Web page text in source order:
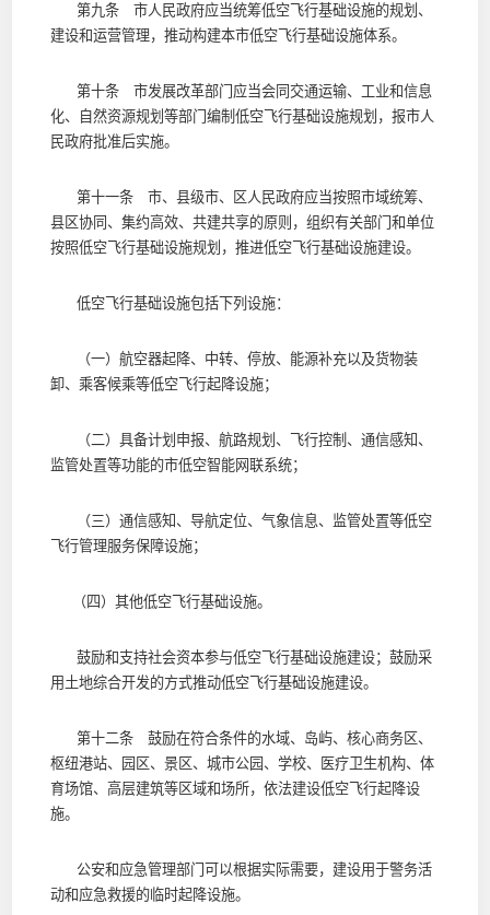
第九条 市人民政府应当统筹低空飞行基础设施的规划、
建设和运营管理，推动构建本市低空飞行基础设施体系。
第十条 市发展改革部门应当会同交通运输、工业和信息
化、自然资源规划等部门编制低空飞行基础设施规划，报市人
民政府批准后实施。
第十一条 市、县级市、区人民政府应当按照市域统筹、
县区协同、集约高效、共建共享的原则，组织有关部门和单位
按照低空飞行基础设施规划，推进低空飞行基础设施建设。
低空飞行基础设施包括下列设施：
（一）航空器起降、中转、停放、能源补充以及货物装
卸、乘客候乘等低空飞行起降设施；
（二）具备计划申报、航路规划、飞行控制、通信感知、
监管处置等功能的市低空智能网联系统；
（三）通信感知、导航定位、气象信息、监管处置等低空
飞行管理服务保障设施；
（四）其他低空飞行基础设施。
鼓励和支持社会资本参与低空飞行基础设施建设；鼓励采
用土地综合开发的方式推动低空飞行基础设施建设。
第十二条 鼓励在符合条件的水域、岛屿、核心商务区、
枢纽港站、园区、景区、城市公园、学校、医疗卫生机构、体
育场馆、高层建筑等区域和场所，依法建设低空飞行起降设
施。
公安和应急管理部门可以根据实际需要，建设用于警务活
动和应急救援的临时起降设施。